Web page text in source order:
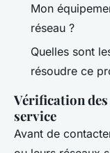
Mon
réseau ?
Quelles sont
résoudre ce
Vérification
service
Avant de